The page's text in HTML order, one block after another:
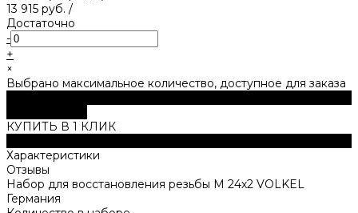
13 915 руб. /
Достаточно
-
+
×
Выбрано максимальное количество, доступное для заказа
КУПИТЬ В 1 КЛИК
Характеристики
Отзывы
Набор для восстановления резьбы M 24х2 VOLKEL
Германия